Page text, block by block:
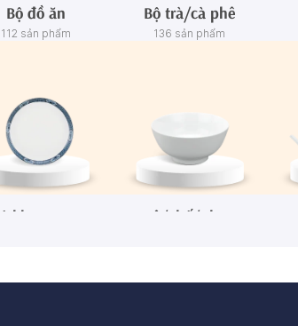
Bộ đồ ăn
112 sản phẩm
Bộ trà/cà phê
136 sản phẩm
Bộ khay rượu Tô/Thố/Khay